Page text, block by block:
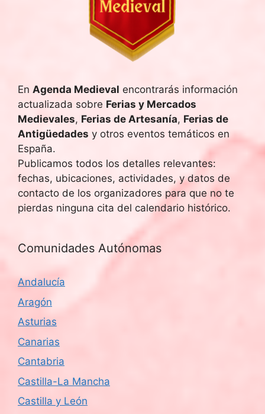
En Agenda Medieval encontrarás información
actualizada sobre Ferias y Mercados
Medievales, Ferias de Artesanía, Ferias de
Antigüedades y otros eventos temáticos en
España.
Publicamos todos los detalles relevantes:
fechas, ubicaciones, actividades, y datos de
contacto de los organizadores para que no te
pierdas ninguna cita del calendario histórico.
Comunidades Autónomas
Andalucía
Aragón
Asturias
Canarias
Cantabria
Castilla-La Mancha
Castilla y León